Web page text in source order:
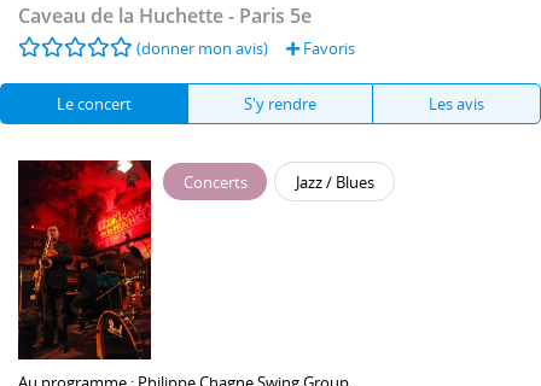
Caveau de la Huchette- Paris 5e
(donner mon avis) Favoris
Le concert S'y rendre Les avis
Concerts Jazz / Blues